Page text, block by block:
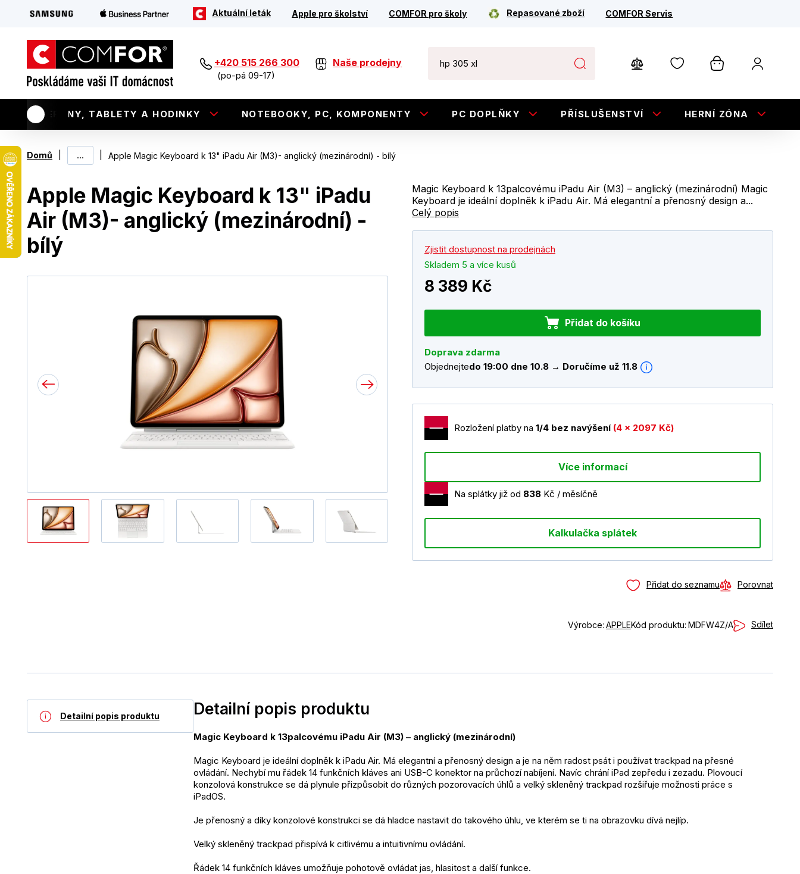
Aktuální leták Apple pro školství COMFOR pro školy Repasované zboží COMFOR Servis
+420 515 266 300
(po-pá 09-17)
Naše prodejny
TELEFONY, TABLETY A HODINKY NOTEBOOKY, PC, KOMPONENTY PC DOPLŇKY PŘÍSLUŠENSTVÍ HERNÍ ZÓNA
Domů ... Apple Magic Keyboard k 13" iPadu Air (M3)- anglický (mezinárodní) - bílý
Apple Magic Keyboard k 13" iPadu
Air (M3)- anglický (mezinárodní) -
bílý
Magic Keyboard k 13palcovému iPadu Air (M3) – anglický (mezinárodní) Magic
Keyboard je ideální doplněk k iPadu Air. Má elegantní a přenosný design a...
Celý popis
Zjistit dostupnost na prodejnách
Skladem 5 a více kusů
8 389 Kč
Přidat do košíku
Doprava zdarma
Objednejtedo 19:00 dne 10.8 → Doručíme už 11.8
Rozložení platby na 1/4 bez navýšení (4 x 2097 Kč)
Více informací
Na splátky již od 838 Kč / měsíčně
Kalkulačka splátek
Přidat do seznamu Porovnat
Výrobce: APPLEKód produktu: MDFW4Z/A Sdílet
Detailní popis produktu Detailní popis produktu
Magic Keyboard k 13palcovému iPadu Air (M3) – anglický (mezinárodní)
Magic Keyboard je ideální doplněk k iPadu Air. Má elegantní a přenosný design a je na něm radost psát i používat trackpad na přesné
ovládání. Nechybí mu řádek 14 funkčních kláves ani USB-C konektor na průchozí nabíjení. Navíc chrání iPad zepředu i zezadu. Plovoucí
konzolová konstrukce se dá plynule přizpůsobit do různých pozorovacích úhlů a velký skleněný trackpad rozšiřuje možnosti práce s
iPadOS.
Je přenosný a díky konzolové konstrukci se dá hladce nastavit do takového úhlu, ve kterém se ti na obrazovku dívá nejlíp.
Velký skleněný trackpad přispívá k citlivému a intuitivnímu ovládání.
Řádek 14 funkčních kláves umožňuje pohotově ovládat jas, hlasitost a další funkce.